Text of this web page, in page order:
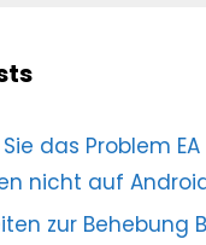
das Problem EA
nicht auf
zur Behebung